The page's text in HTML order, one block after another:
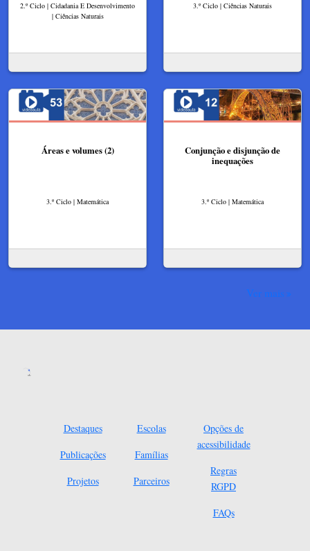
2.º Ciclo | Cidadania E Desenvolvimento
| Ciências Naturais
3.º Ciclo | Ciências Naturais
Áreas e volumes (2)
3.º Ciclo | Matemática
Conjunção e disjunção de
inequações
3.º Ciclo | Matemática
Ver mais
Destaques
Publicações
Projetos
Escolas
Famílias
Parceiros
Opções de
acessibilidade
Regras
RGPD
FAQs